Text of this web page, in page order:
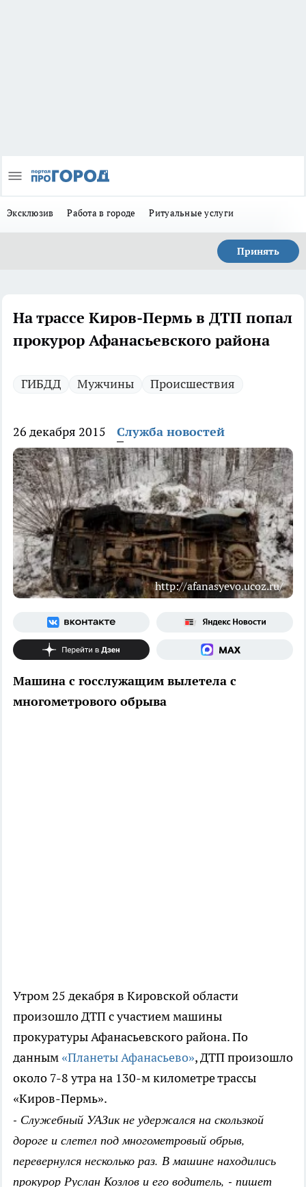
Эксклюзив Работа в городе Ритуальные услуги
Принять
На трассе Киров-Пермь в ДТП попал
прокурор Афанасьевского района
ГИБДД Мужчины Происшествия
26 декабря 2015 Служба новостей
http://afanasyevo.ucoz.ru/
Машина с госслужащим вылетела с
многометрового обрыва
Утром 25 декабря в Кировской области
произошло ДТП с участием машины
прокуратуры Афанасьевского района. По
данным «Планеты Афанасьево», ДТП произошло
около 7-8 утра на 130-м километре трассы
«Киров-Пермь».
- Служебный УАЗик не удержался на скользкой
дороге и слетел под многометровый обрыв,
перевернулся несколько раз. В машине находились
прокурор Руслан Козлов и его водитель, - пишет